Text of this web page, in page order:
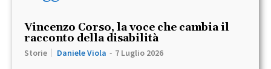
Vincenzo Corso, la voce che cambia il
racconto della disabilità
Storie Daniele Viola - 7 Luglio 2026